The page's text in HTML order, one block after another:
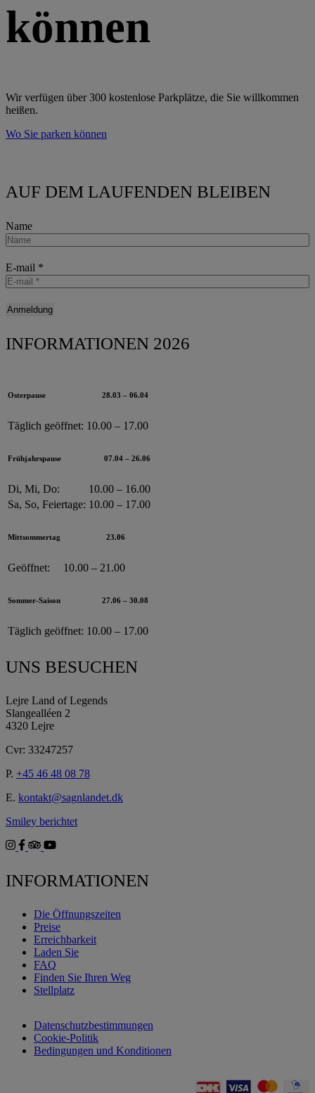
können
Wir verfügen über 300 kostenlose Parkplätze, die Sie willkommen
heißen.
Wo Sie parken können
AUF DEM LAUFENDEN BLEIBEN
Name
E-mail *
INFORMATIONEN 2026
Osterpause 28.03 – 06.04
Täglich geöffnet: 10.00 – 17.00
Frühjahrspause 07.04 – 26.06
Di, Mi, Do:
10.00 – 16.00
Sa, So, Feiertage: 10.00 – 17.00
Mittsommertag 23.06
Geöffnet: 10.00 – 21.00
Sommer-Saison 27.06 – 30.08
Täglich geöffnet: 10.00 – 17.00
UNS BESUCHEN
Lejre Land of Legends
Slangealléen 2
4320 Lejre
Cvr: 33247257
P. +45 46 48 08 78
E. kontakt@sagnlandet.dk
Smiley berichtet
INFORMATIONEN
Die Öffnungszeiten
Preise
Erreichbarkeit
Laden Sie
FAQ
Finden Sie Ihren Weg
Stellplatz
Datenschutzbestimmungen
Cookie-Politik
Bedingungen und Konditionen